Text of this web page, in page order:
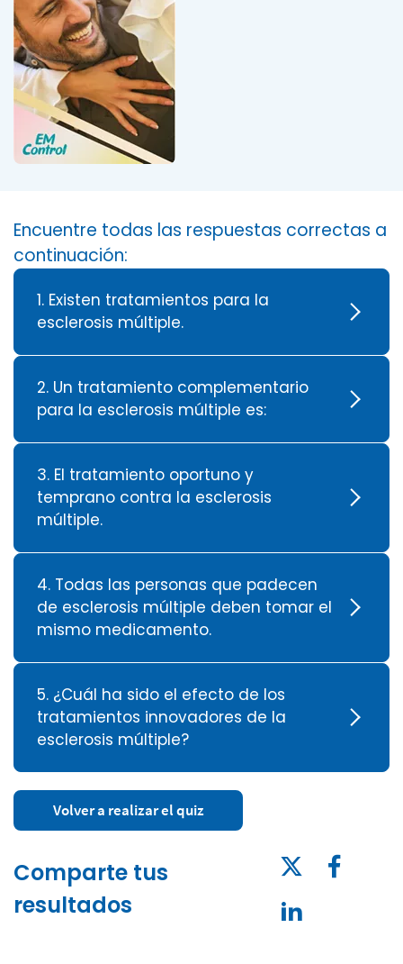
Encuentre todas las respuestas correctas a
continuación:
1. Existen tratamientos para la
esclerosis múltiple.
2. Un tratamiento complementario
para la esclerosis múltiple es:
3. El tratamiento oportuno y
temprano contra la esclerosis
múltiple.
4. Todas las personas que padecen
de esclerosis múltiple deben tomar el
mismo medicamento.
5. ¿Cuál ha sido el efecto de los
tratamientos innovadores de la
esclerosis múltiple?
Volver a realizar el quiz
Comparte tus
resultados